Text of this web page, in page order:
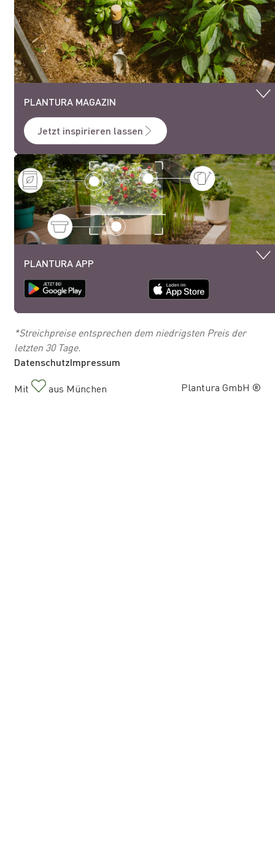
PLANTURA MAGAZIN
Jetzt inspirieren lassen
PLANTURA APP
*Streichpreise entsprechen dem niedrigsten Preis der
letzten 30 Tage.
Plantura GmbH ®
Mit aus München
DatenschutzImpressum